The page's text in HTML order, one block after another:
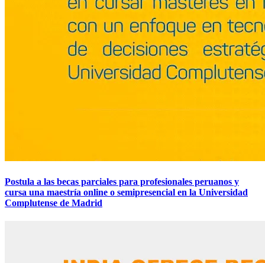
Postula a las becas parciales para profesionales peruanos y
cursa una maestría online o semipresencial en la Universidad
Complutense de Madrid